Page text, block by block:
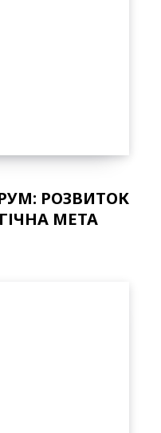
РОЗВИТОК
МЕТА